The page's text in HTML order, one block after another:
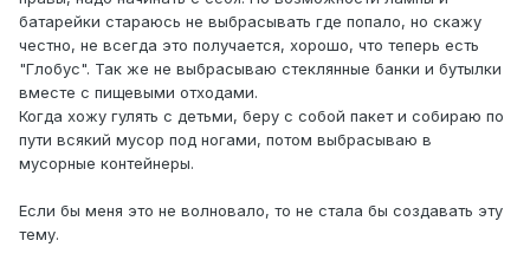
батарейки стараюсь не выбрасывать где попало, но скажу
честно, не всегда это получается, хорошо, что теперь есть
"Глобус". Так же не выбрасываю стеклянные банки и бутылки
вместе с пищевыми отходами.
Когда хожу гулять с детьми, беру с собой пакет и собираю по
пути всякий мусор под ногами, потом выбрасываю в
мусорные контейнеры.
Если бы меня это не волновало, то не стала бы создавать эту
тему.